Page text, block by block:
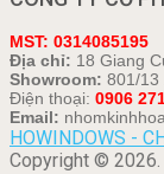
MST: 0314085195
Địa chỉ: 18 Giang
Showroom: 801/13
Điện thoại: 0906
Email:
HOWINDOWS -
Copyright © 2026.